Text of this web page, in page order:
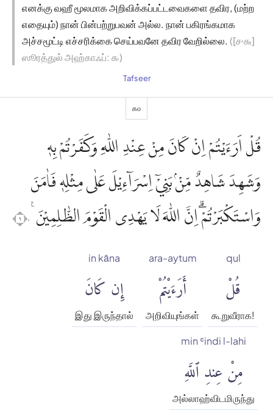
எனக்கு வஹீ மூலமாக அறிவிக்கப்பட்டவைகளை தவிர, (மற்ற
எதையும்) நான் பின்பற்றுபவன் அல்ல. நான் பகிரங்கமாக
அச்சமூட்டி எச்சரிக்கை செய்பவனே தவிர வேறில்லை. ([௪௬]
ஸூரத்துல் அஹ்காஃப்: ௯)
Tafseer
௧௦
قُلْ اَرَءَيْتُمْ اِنْ كَانَ مِنْ عِنْدِ اللّٰهِ وَكَفَرْتُمْ بِهٖ
وَشَهِدَ شَاهِدٌ مِّنْۢ بَنِيْٓ اِسْرَاۤءِيْلَ عَلٰى مِثْلِهٖ فَاٰمَنَ
وَاسْتَكْبَرْتُمْۗ اِنَّ اللّٰهَ لَا يَهْدِى الْقَوْمَ الظّٰلِمِيْنَ ࣖ ١٠
qul
قُلْ
கூறுவீராக!
ara-aytum
أَرَءَيْتُمْ
அறிவியுங்கள்
in kāna
إِن كَانَ
இது இருந்தால்
min ʿindi l-lahi
مِنْ عِندِ ٱللَّهِ
அல்லாஹ்விடமிருந்து